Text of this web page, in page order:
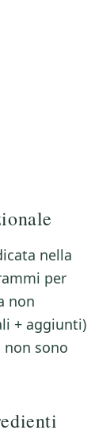
nella
per
non
+ aggiunti)
non sono